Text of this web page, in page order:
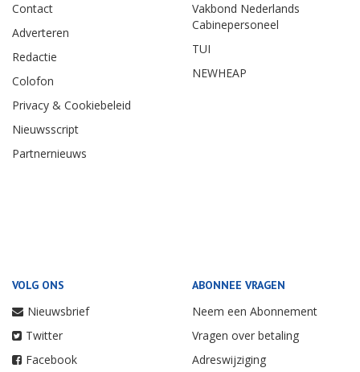
Contact
Adverteren
Redactie
Colofon
Privacy & Cookiebeleid
Nieuwsscript
Partnernieuws
Vakbond Nederlands
Cabinepersoneel
TUI
NEWHEAP
VOLG ONS
Nieuwsbrief
Twitter
Facebook
ABONNEE VRAGEN
Neem een Abonnement
Vragen over betaling
Adreswijziging